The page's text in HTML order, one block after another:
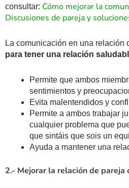
consultar: Cómo mejorar la
Discusiones de pareja y
La comunicación en una relación
para tener una relación
Permite que ambos
sentimientos y
Evita malentendidos y
Permite a ambos trabajar
cualquier problema que
que sintáis que sois un
Ayuda a mantener una
2.- Mejorar la relación de pareja